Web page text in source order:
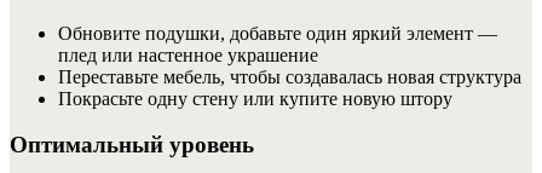
Обновите подушки, добавьте один яркий элемент —
плед или настенное украшение
Переставьте мебель, чтобы создавалась новая структура
Покрасьте одну стену или купите новую штору
Оптимальный уровень